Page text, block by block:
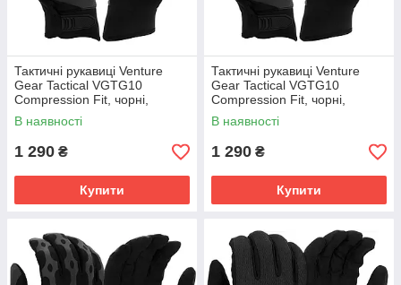
Тактичні рукавиці Venture
Gear Tactical VGTG10
Compression Fit, чорні,
розмір S (7)
В наявності
1 290 ₴
Купити
Тактичні рукавиці Venture
Gear Tactical VGTG10
Compression Fit, чорні,
розмір XXL ( 11 )
В наявності
1 290 ₴
Купити